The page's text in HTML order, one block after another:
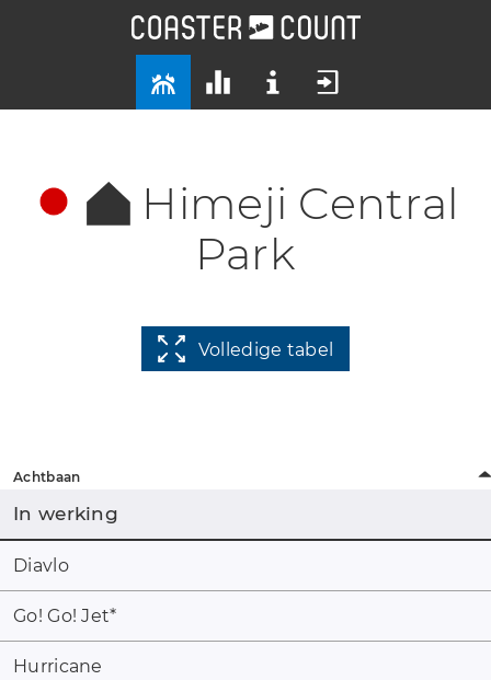
Himeji Central
Park
Volledige tabel
Achtbaan
In werking
Diavlo
Go! Go! Jet*
Hurricane